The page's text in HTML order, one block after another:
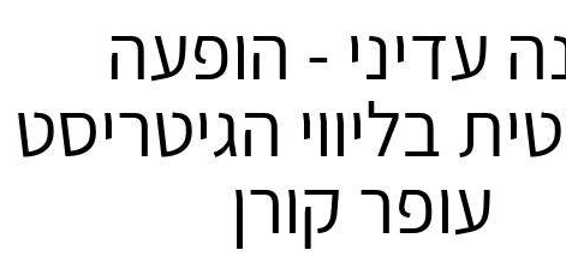
עדיני - הופעה
בליווי הגיטריסט
עופר קורן